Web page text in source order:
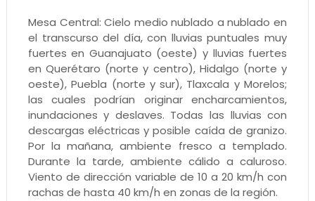
Mesa Central: Cielo medio nublado a nublado en
el transcurso del día, con lluvias puntuales muy
fuertes en Guanajuato (oeste) y lluvias fuertes
en Querétaro (norte y centro), Hidalgo (norte y
oeste), Puebla (norte y sur), Tlaxcala y Morelos;
las cuales podrían originar encharcamientos,
inundaciones y deslaves. Todas las lluvias con
descargas eléctricas y posible caída de granizo.
Por la mañana, ambiente fresco a templado.
Durante la tarde, ambiente cálido a caluroso.
Viento de dirección variable de 10 a 20 km/h con
rachas de hasta 40 km/h en zonas de la región.